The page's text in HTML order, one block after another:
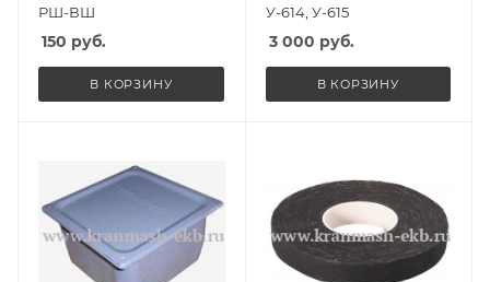
РШ-ВШ
150 руб.
В КОРЗИНУ
У-614, У-615
3 000 руб.
В КОРЗИНУ